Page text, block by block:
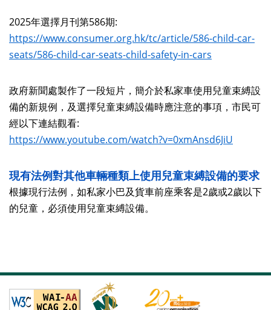
2025年選擇月刊第586期:
https://www.consumer.org.hk/tc/article/586-child-car-
seats/586-child-car-seats-child-safety-in-cars
政府新聞處製作了一段短片，簡介於私家車使用兒童束縛設
備的新規例，及選擇兒童束縛設備時應注意的事項，市民可
經以下連結觀看:
https://www.youtube.com/watch?v=0xmAnsd6JiU
現有法例對其他車輛種類上使用兒童束縛設備的要求
根據現行法例，如私家小巴及貨車前座乘客是2歲或2歲以下
的兒童，必須使用兒童束縛設備。